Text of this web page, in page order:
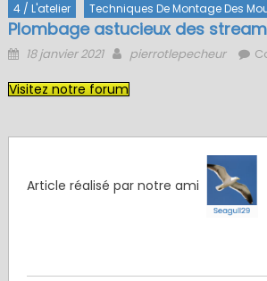
4 / L'atelier Techniques De Montage Des
Plombage astucieux des
Posted
18 janvier 2021 Author
pierrotlepecheur
Visitez notre forum
Article réalisé par notre ami